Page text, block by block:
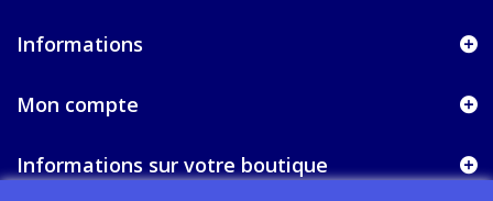
Informations
Mon compte
Informations sur votre boutique